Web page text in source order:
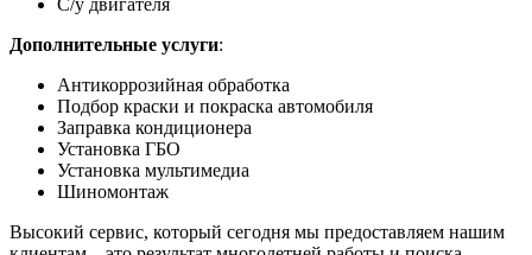
С/у двигателя
Дополнительные услуги:
Антикоррозийная обработка
Подбор краски и покраска автомобиля
Заправка кондиционера
Установка ГБО
Установка мультимедиа
Шиномонтаж
Высокий сервис, который сегодня мы предоставляем нашим